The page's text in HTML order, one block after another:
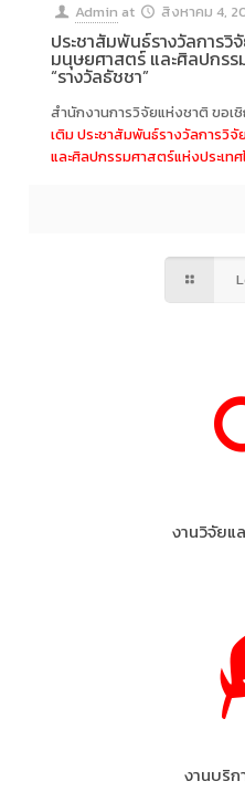
Admin at สิงหาคม 4,
ประชาสัมพันธ์รางวัลการ
มนุษยศาสตร์ และศิลปกรร
“รางวัลธัชชา”
สำนักงานการวิจัยแห่งชาติ ขอ
เติมประชาสัมพันธ์รางวัลการวิ
และศิลปกรรมศาสตร์แห่งประเทศ
งานวิจัยแ
งานบริก